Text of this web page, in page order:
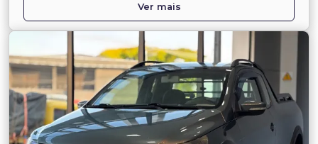
Ver mais